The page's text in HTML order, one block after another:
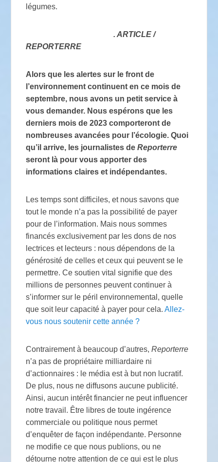
légumes.
. ARTICLE /
REPORTERRE
Alors que les alertes sur le front de
l’environnement continuent en ce mois de
septembre, nous avons un petit service à
vous demander. Nous espérons que les
derniers mois de 2023 comporteront de
nombreuses avancées pour l’écologie. Quoi
qu’il arrive, les journalistes deReporterre
seront là pour vous apporter des
informations claires et indépendantes.
Les temps sont difficiles, et nous savons que
tout le monde n’a pas la possibilité de payer
pour de l’information. Mais nous sommes
financés exclusivement par les dons de nos
lectrices et lecteurs : nous dépendons de la
générosité de celles et ceux qui peuvent se le
permettre. Ce soutien vital signifie que des
millions de personnes peuvent continuer à
s’informer sur le péril environnemental, quelle
que soit leur capacité à payer pour cela.Allez-
vous nous soutenir cette année ?
Contrairement à beaucoup d’autres,Reporterre
n’a pas de propriétaire milliardaire ni
d’actionnaires : le média est à but non lucratif.
De plus, nous ne diffusons aucune publicité.
Ainsi, aucun intérêt financier ne peut influencer
notre travail. Être libres de toute ingérence
commerciale ou politique nous permet
d’enquêter de façon indépendante. Personne
ne modifie ce que nous publions, ou ne
détourne notre attention de ce qui est le plus